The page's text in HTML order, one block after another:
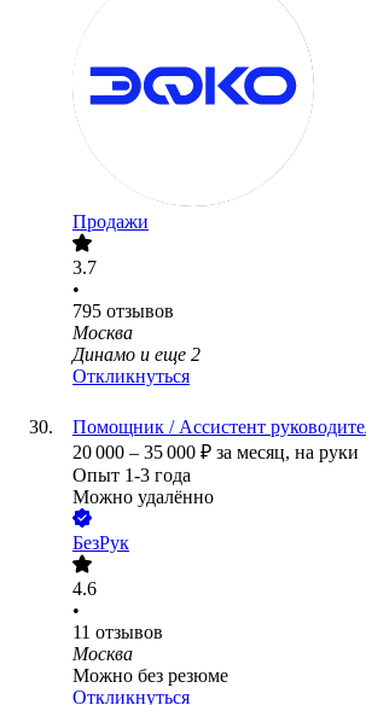
Продажи
3.7
•
795 отзывов
Москва
Динамо и еще 2
Откликнуться
Помощник / Ассистент
20 000 – 35 000 ₽ за месяц, на руки
Опыт 1-3 года
Можно удалённо
БезРук
4.6
•
11 отзывов
Москва
Можно без резюме
Откликнуться